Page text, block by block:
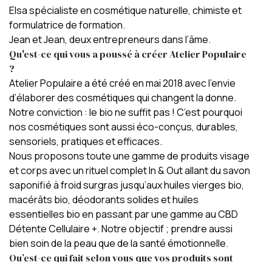
Elsa spécialiste en cosmétique naturelle, chimiste et
formulatrice de formation.
Jean et Jean, deux entrepreneurs dans l’âme.
Qu'est-ce qui vous a poussé à créer Atelier Populaire
?
Atelier Populairea été créé en mai 2018 avec l’envie
d’élaborer des cosmétiques qui changent la donne.
Notre conviction : le bio ne suffit pas ! C’est pourquoi
nos cosmétiques sont aussi éco-conçus, durables,
sensoriels, pratiques et efficaces.
Nous proposons toute une gamme de produits visage
et corps avec un rituel complet In & Out allant du savon
saponifié à froid surgras jusqu’auxhuiles vierges bio,
macérâts bio, déodorants solidesethuiles
essentielles bio en passant par une gamme au CBD
Détente Cellulaire +. Notre objectif ; prendre aussi
bien soin de la peau que de la santé émotionnelle.
Qu’est-ce qui fait selon vous que vos produits sont